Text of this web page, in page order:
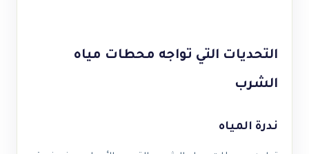
التحديات التي تواجه محطات مياه
الشرب
ندرة المياه